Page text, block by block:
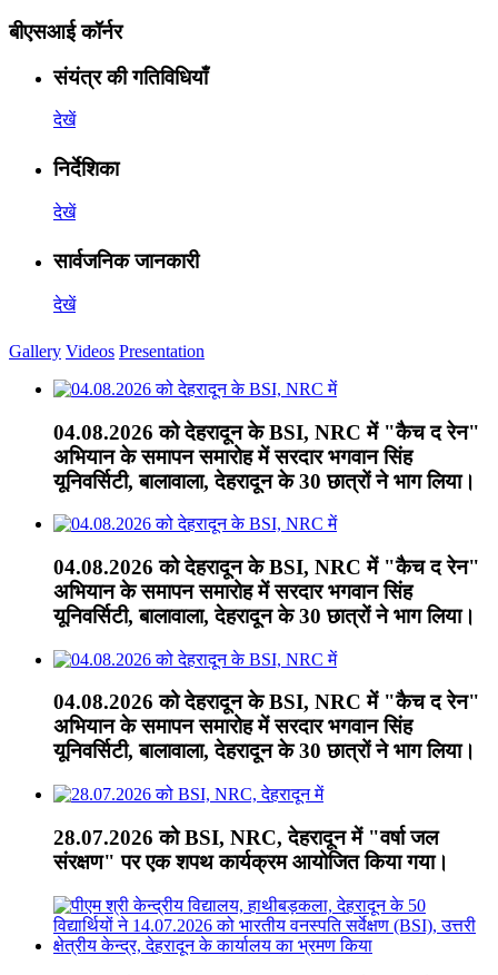
बीएसआई कॉर्नर
संयंत्र की गतिविधियाँ
देखें
निर्देशिका
देखें
सार्वजनिक जानकारी
देखें
Gallery Videos Presentation
04.08.2026 को देहरादून के BSI, NRC में "कैच द रेन"
अभियान के समापन समारोह में सरदार भगवान सिंह
यूनिवर्सिटी, बालावाला, देहरादून के 30 छात्रों ने भाग लिया।
04.08.2026 को देहरादून के BSI, NRC में "कैच द रेन"
अभियान के समापन समारोह में सरदार भगवान सिंह
यूनिवर्सिटी, बालावाला, देहरादून के 30 छात्रों ने भाग लिया।
04.08.2026 को देहरादून के BSI, NRC में "कैच द रेन"
अभियान के समापन समारोह में सरदार भगवान सिंह
यूनिवर्सिटी, बालावाला, देहरादून के 30 छात्रों ने भाग लिया।
28.07.2026 को BSI, NRC, देहरादून में "वर्षा जल
संरक्षण" पर एक शपथ कार्यक्रम आयोजित किया गया।